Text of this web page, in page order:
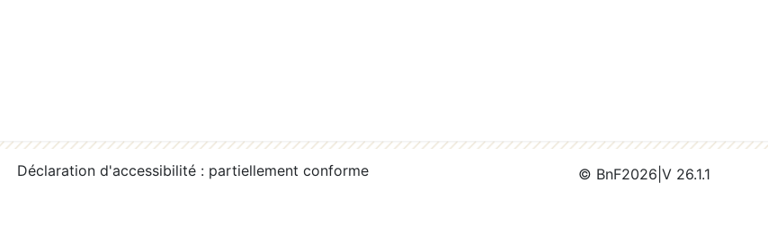
Déclaration d'accessibilité : partiellement conforme © BnF2026 V 26.1.1